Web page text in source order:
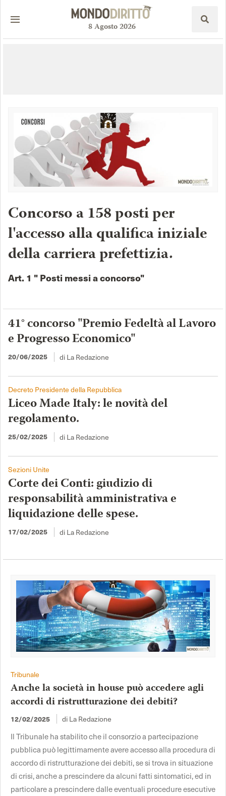
8Agosto2026
Concorso a 158 posti per
l'accesso alla qualifica iniziale
della carriera prefettizia.
Art. 1 " Posti messi a concorso"
41° concorso "Premio Fedeltà al Lavoro
e Progresso Economico"
20/06/2025 di La Redazione
Decreto Presidente della Repubblica
Liceo Made Italy: le novità del
regolamento.
25/02/2025 di La Redazione
Sezioni Unite
Corte dei Conti: giudizio di
responsabilità amministrativa e
liquidazione delle spese.
17/02/2025 di La Redazione
Tribunale
Anche la società in house può accedere agli
accordi di ristrutturazione dei debiti?
12/02/2025 di La Redazione
Il Tribunale ha stabilito che il consorzio a partecipazione
pubblica può legittimamente avere accesso alla procedura di
accordo di ristrutturazione dei debiti, se si trova in situazione
di crisi, anche a prescindere da alcuni fatti sintomatici, ed in
particolare a prescindere dalle eventuali procedure esecutive